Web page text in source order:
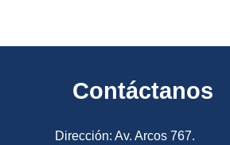
Contáctanos
Dirección: Av. Arcos 767.